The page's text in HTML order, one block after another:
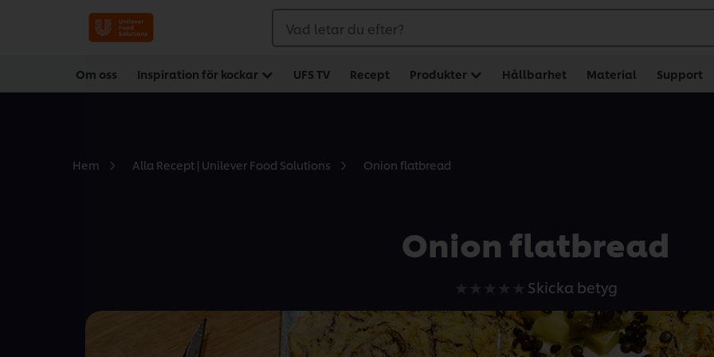
Vad letar du efter?
Om oss Inspiration för kockar UFS TV Recept Produkter Hållbarhet Material Support
Hem Alla Recept | Unilever Food Solutions Onion flatbread
Onion flatbread
Inga
betyg
skickats
Skicka betyg